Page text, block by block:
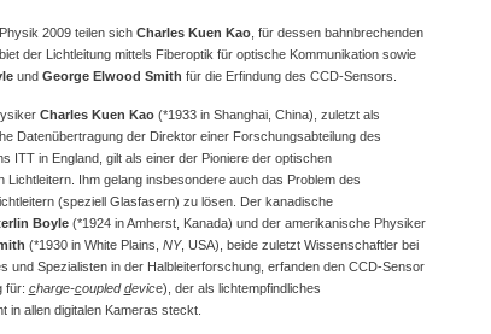
2009 teilen sich Charles Kuen Kao, für dessen bahnbrechenden
der Lichtleitung mittels Fiberoptik für optische Kommunikation sowie
und George Elwood Smith für die Erfindung des CCD-Sensors.
Charles Kuen Kao (*1933 in Shanghai, China), zuletzt als
Datenübertragung der Direktor einer Forschungsabteilung des
ITT in England, gilt als einer der Pioniere der optischen
Lichtleitern. Ihm gelang insbesondere auch das Problem des
(speziell Glasfasern) zu lösen. Der kanadische
Boyle (*1924 in Amherst, Kanada) und der amerikanische Physiker
(*1930 in White Plains, NY, USA), beide zuletzt Wissenschaftler bei
und Spezialisten in der Halbleiterforschung, erfanden den CCD-Sensor
für: charge-coupleddevice), der als lichtempfindliches
in allen digitalen Kameras steckt.